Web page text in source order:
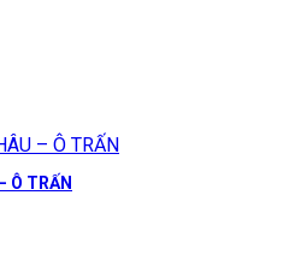
Ô TRẤN